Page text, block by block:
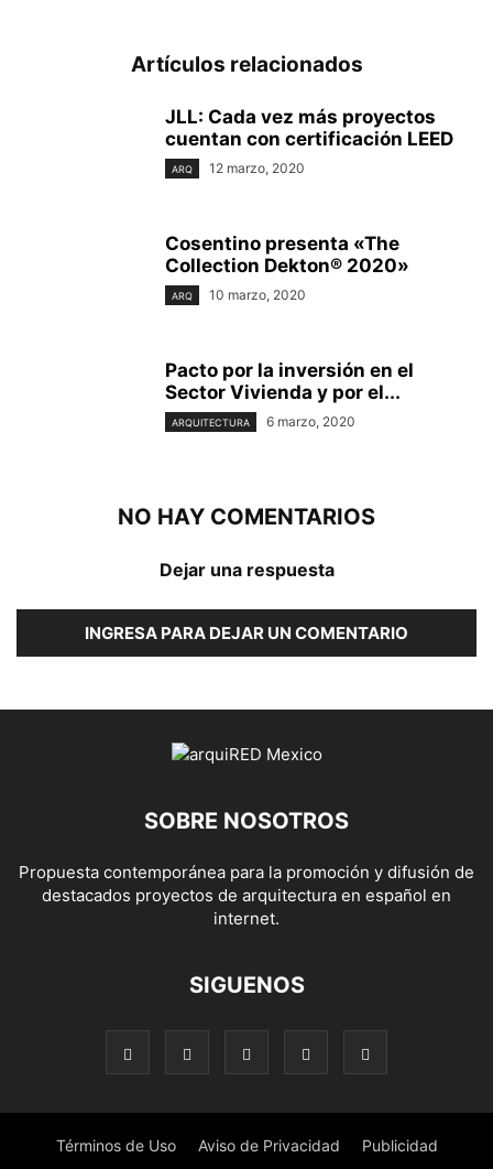
Artículos relacionados
JLL: Cada vez más proyectos
cuentan con certificación LEED
ARQ 12 marzo, 2020
Cosentino presenta «The
Collection Dekton® 2020»
ARQ 10 marzo, 2020
Pacto por la inversión en el
Sector Vivienda y por el...
ARQUITECTURA 6 marzo, 2020
NO HAY COMENTARIOS
Dejar una respuesta
INGRESA PARA DEJAR UN COMENTARIO
SOBRE NOSOTROS
Propuesta contemporánea para la promoción y difusión de
destacados proyectos de arquitectura en español en
internet.
SIGUENOS
Términos de Uso Aviso de Privacidad Publicidad